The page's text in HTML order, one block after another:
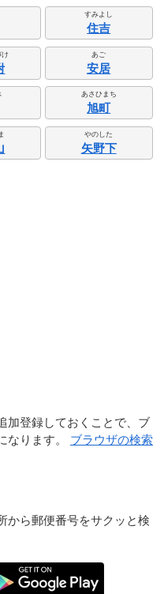
すみよし
住吉
け あご
安居
あさひまち
旭町
やのした
矢野下
加登録しておくことで、ブ
なります。 ブラウザの検索
から郵便番号をサクッと検